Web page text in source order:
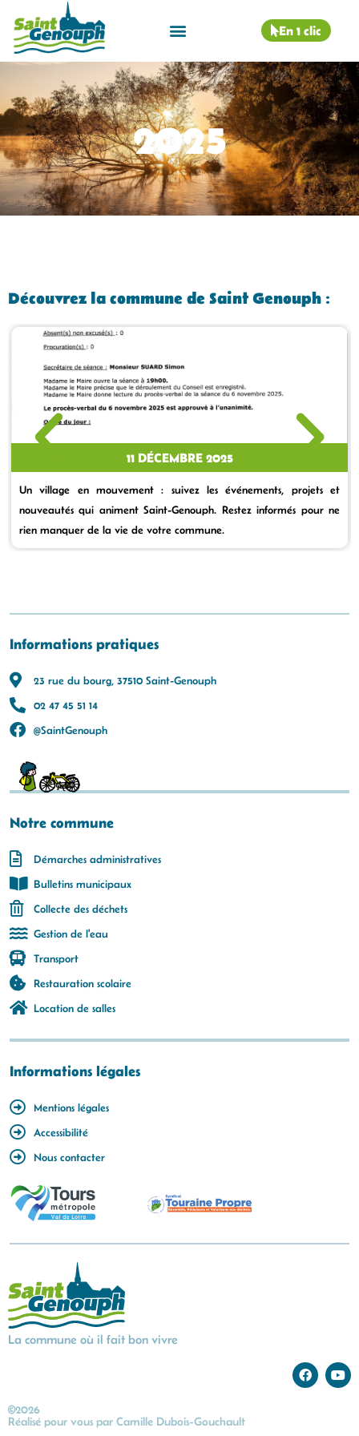
En 1 clic
2025
Découvrez la commune de Saint Genouph :
11 DÉCEMBRE 2025
Un village en mouvement : suivez les événements, projets et
nouveautés qui animent Saint-Genouph. Restez informés pour ne
rien manquer de la vie de votre commune.
Informations pratiques
23 rue du bourg, 37510 Saint-Genouph
02 47 45 51 14
@SaintGenouph
Notre commune
Démarches administratives
Bulletins municipaux
Collecte des déchets
Gestion de l'eau
Transport
Restauration scolaire
Location de salles
Informations légales
Mentions légales
Accessibilité
Nous contacter
La commune où il fait bon vivre
©2026
Réalisé pour vous par Camille Dubois-Gouchault